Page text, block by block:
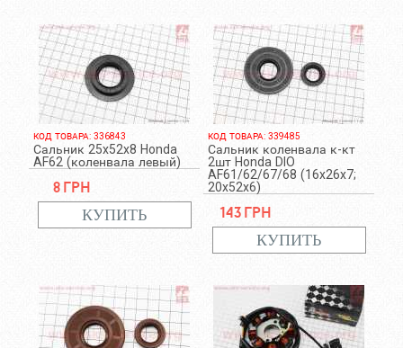
КОД ТОВАРА: 336843
Сальник 25x52x8 Honda
AF62 (коленвала левый)
8 грн
КОД ТОВАРА: 339485
Сальник коленвала к-кт
2шт Honda DIO
AF61/62/67/68 (16x26x7;
20x52x6)
143 грн